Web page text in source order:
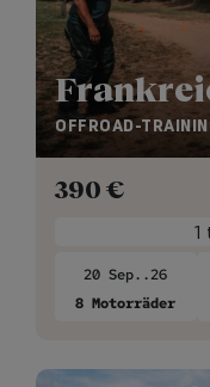
OFFROAD-
390 €
1
20 Sep..26
8 Motorräder